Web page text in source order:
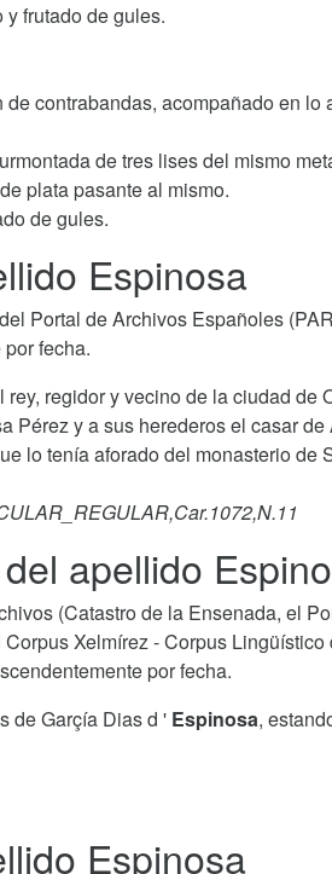
frutado de gules.
contrabandas, acompañado en lo
de tres lises del mismo
plata pasante al mismo.
de gules.
Espinosa
Portal de Archivos Españoles
fecha.
regidor y vecino de la ciudad de
Pérez y a sus herederos el casar
lo tenía aforado del monasterio de
apellido
(Catastro de la Ensenada, el
Xelmírez - Corpus
por fecha.
de Garçía Dias d ' Espinosa,
Espinosa